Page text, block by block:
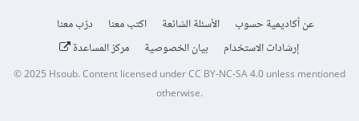
عن أكاديمية حسوب الأسئلة الشائعة اكتب معنا
درّب معنا
إرشادات الاستخدام
بيان الخصوصية مركز المساعدة
© 2025Hsoub.Content licensed underCC BY-NC-SA 4.0unless mentioned
otherwise.